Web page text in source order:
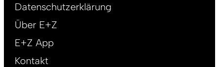
Datenschutzerklärung
Über E+Z
E+Z App
Kontakt